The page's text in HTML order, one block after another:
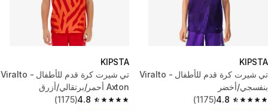
KIPSTA
تي شيرت كرة قدم للأطفال - Viralto
بنفسجي/أخضر
4.8
4.8 out of 5 stars from 1175 reviews
(1175)
KIPSTA
تي شيرت كرة قدم للأطفال - Viralto
Axton أحمر/برتقالي/أزرق
4.8
4.8 out of 5 stars from 1175 reviews
(1175)